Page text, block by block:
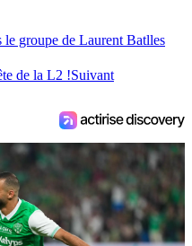
groupe de Laurent Batlles
de la L2 !Suivant